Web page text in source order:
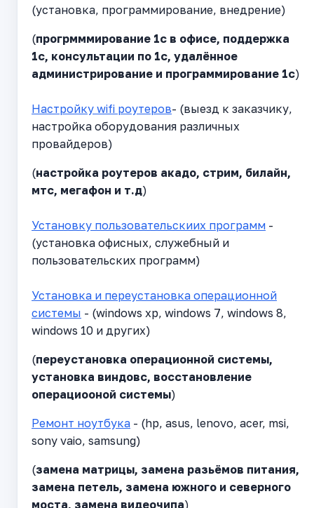
(установка, программирование, внедрение)
(прогрмммирование 1с в офисе, поддержка
1с, консультации по 1с, удалённое
администрирование и программирование 1с)
Настройку wifi роутеров- (выезд к заказчику,
настройка оборудования различных
провайдеров)
(настройка роутеров акадо, стрим, билайн,
мтс, мегафон и т.д)
Установку пользовательскиих программ -
(установка офисных, служебный и
пользовательских программ)
Установка и переустановка операционной
системы - (windows xp, windows 7, windows 8,
windows 10 и других)
(переустановка операционной системы,
установка виндовс, восстановление
операциооной системы)
Ремонт ноутбука - (hp, asus, lenovo, acer, msi,
sony vaio, samsung)
(замена матрицы, замена разьёмов питания,
замена петель, замена южного и северного
моста, замена видеочипа)